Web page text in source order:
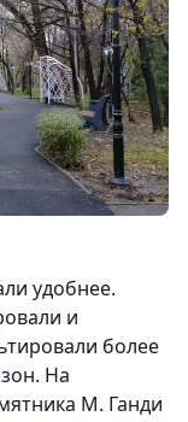
удобнее.
и
более
На
М. Ганди